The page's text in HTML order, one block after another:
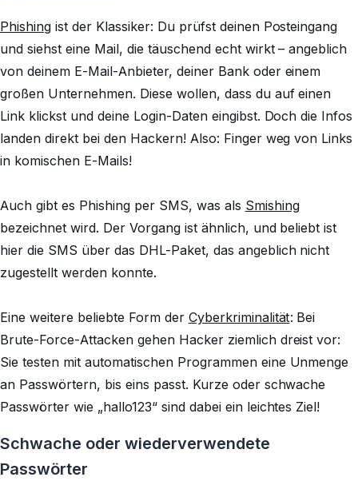
Phishingist der Klassiker: Du prüfst deinen Posteingang
und siehst eine Mail, die täuschend echt wirkt – angeblich
von deinem E-Mail-Anbieter, deiner Bank oder einem
großen Unternehmen. Diese wollen, dass du auf einen
Link klickst und deine Login-Daten eingibst. Doch die Infos
landen direkt bei den Hackern! Also: Finger weg von Links
in komischen E-Mails!
Auch gibt es Phishing per SMS, was als Smishing
bezeichnet wird. Der Vorgang ist ähnlich, und beliebt ist
hier die SMS über das DHL-Paket, das angeblich nicht
zugestellt werden konnte.
Eine weitere beliebte Form der Cyberkriminalität: Bei
Brute-Force-Attacken gehen Hacker ziemlich dreist vor:
Sie testen mit automatischen Programmen eine Unmenge
an Passwörtern, bis eins passt. Kurze oder schwache
Passwörter wie „hallo123“ sind dabei ein leichtes Ziel!
Schwache oder wiederverwendete
Passwörter